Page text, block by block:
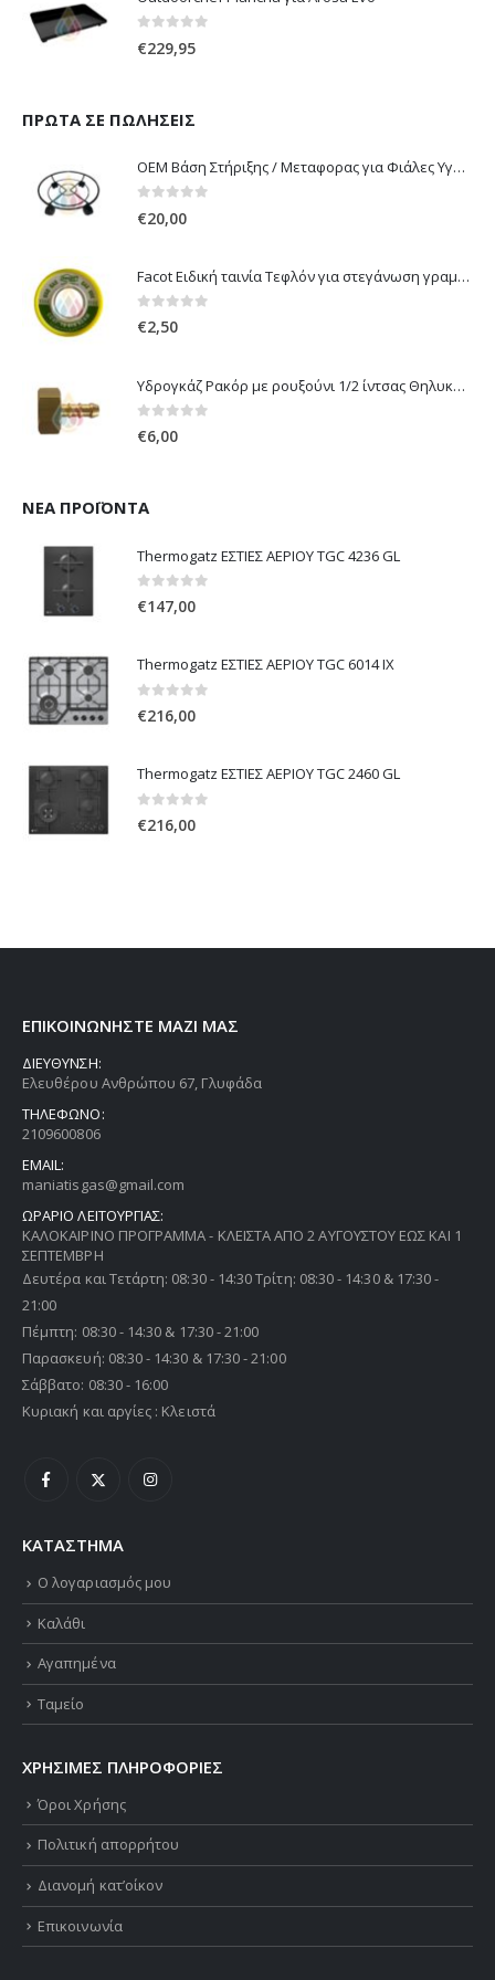
€229,95
ΠΡΏΤΑ ΣΕ ΠΩΛΉΣΕΙΣ
OEM Βάση Στήριξης / Μεταφορας για Φιάλες Υγραερίου 10 kg & 13 kg με ροδάκια
€20,00
Facot Ειδική ταινία Τεφλόν για στεγάνωση γραμμών αερίου 12m
0out of 5
€2,50
Υδρογκάζ Ρακόρ με ρουξούνι 1/2 ίντσας Θηλυκό Δεξιόστροφο για σύνδεση συσκευών με λάστιχο υγραερίου 8mm
0out of 5
€6,00
ΝΈΑ ΠΡΟΪΌΝΤΑ
Thermogatz ΕΣΤΙΕΣ ΑΕΡΙΟΥ TGC 4236 GL
0out of 5
€147,00
Thermogatz ΕΣΤΙΕΣ ΑΕΡΙΟΥ TGC 6014 IX
0out of 5
€216,00
Thermogatz ΕΣΤΙΕΣ ΑΕΡΙΟΥ TGC 2460 GL
0out of 5
€216,00
ΕΠΙΚΟΙΝΩΝΗΣΤΕ ΜΑΖΙ ΜΑΣ
ΔΙΕΥΘΥΝΣΗ:
Ελευθέρου Ανθρώπου 67, Γλυφάδα
ΤΗΛΕΦΩΝΟ:
2109600806
EMAIL:
maniatisgas@gmail.com
ΩΡΑΡΙΟ ΛΕΙΤΟΥΡΓΙΑΣ:
ΚΑΛΟΚΑΙΡΙΝΟ ΠΡΟΓΡΑΜΜΑ - ΚΛΕΙΣΤΑ ΑΠΟ 2 ΑΥΓΟΥΣΤΟΥ ΕΩΣ ΚΑΙ 1
ΣΕΠΤΕΜΒΡΗ
Δευτέρα και Τετάρτη: 08:30 - 14:30 Τρίτη: 08:30 - 14:30 & 17:30 -
21:00
Πέμπτη: 08:30 - 14:30 & 17:30 - 21:00
Παρασκευή: 08:30 - 14:30 & 17:30 - 21:00
Σάββατο: 08:30 - 16:00
Κυριακή και αργίες : Κλειστά
ΚΑΤΑΣΤΗΜΑ
Ο λογαριασμός μου
Καλάθι
Αγαπημένα
Ταμείο
ΧΡΗΣΙΜΕΣ ΠΛΗΡΟΦΟΡΙΕΣ
Όροι Χρήσης
Πολιτική απορρήτου
Διανομή κατ’οίκον
Επικοινωνία